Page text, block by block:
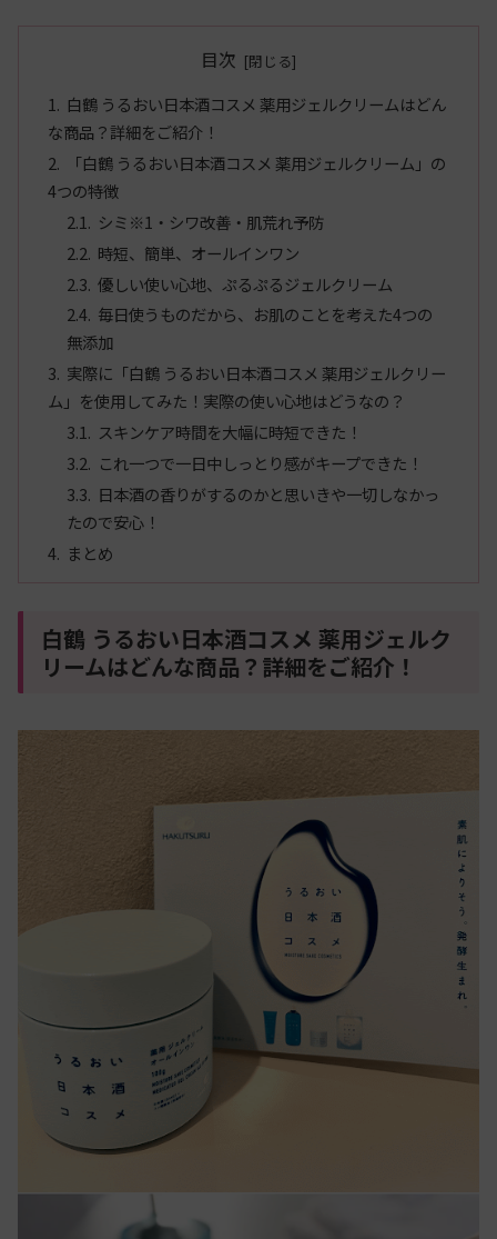
目次
白鶴 うるおい日本酒コスメ 薬用ジェルクリームはどん
な商品？詳細をご紹介！
「白鶴 うるおい日本酒コスメ 薬用ジェルクリーム」の
4つの特徴
シミ※1・シワ改善・肌荒れ予防
時短、簡単、オールインワン
優しい使い心地、ぷるぷるジェルクリーム
毎日使うものだから、お肌のことを考えた4つの
無添加
実際に「白鶴 うるおい日本酒コスメ 薬用ジェルクリー
ム」を使用してみた！実際の使い心地はどうなの？
スキンケア時間を大幅に時短できた！
これ一つで一日中しっとり感がキープできた！
日本酒の香りがするのかと思いきや一切しなかっ
たので安心！
まとめ
白鶴 うるおい日本酒コスメ 薬用ジェルク
リームはどんな商品？詳細をご紹介！